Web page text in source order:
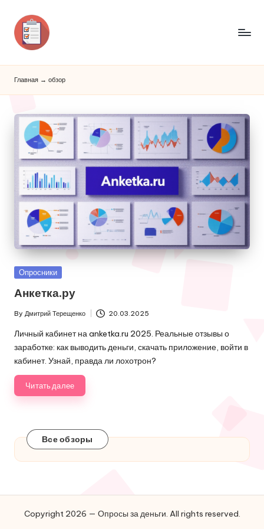
Главная → обзор
Posted
Опросники
Анкетка.ру
Posted
by
By Дмитрий Терещенко 20.03.2025
Личный кабинет на anketka.ru 2025. Реальные отзывы о
заработке: как выводить деньги, скачать приложение, войти в
кабинет. Узнай, правда ли лохотрон?
Читать далее
Все обзоры
Copyright 2026 — Опросы за деньги. All rights reserved.